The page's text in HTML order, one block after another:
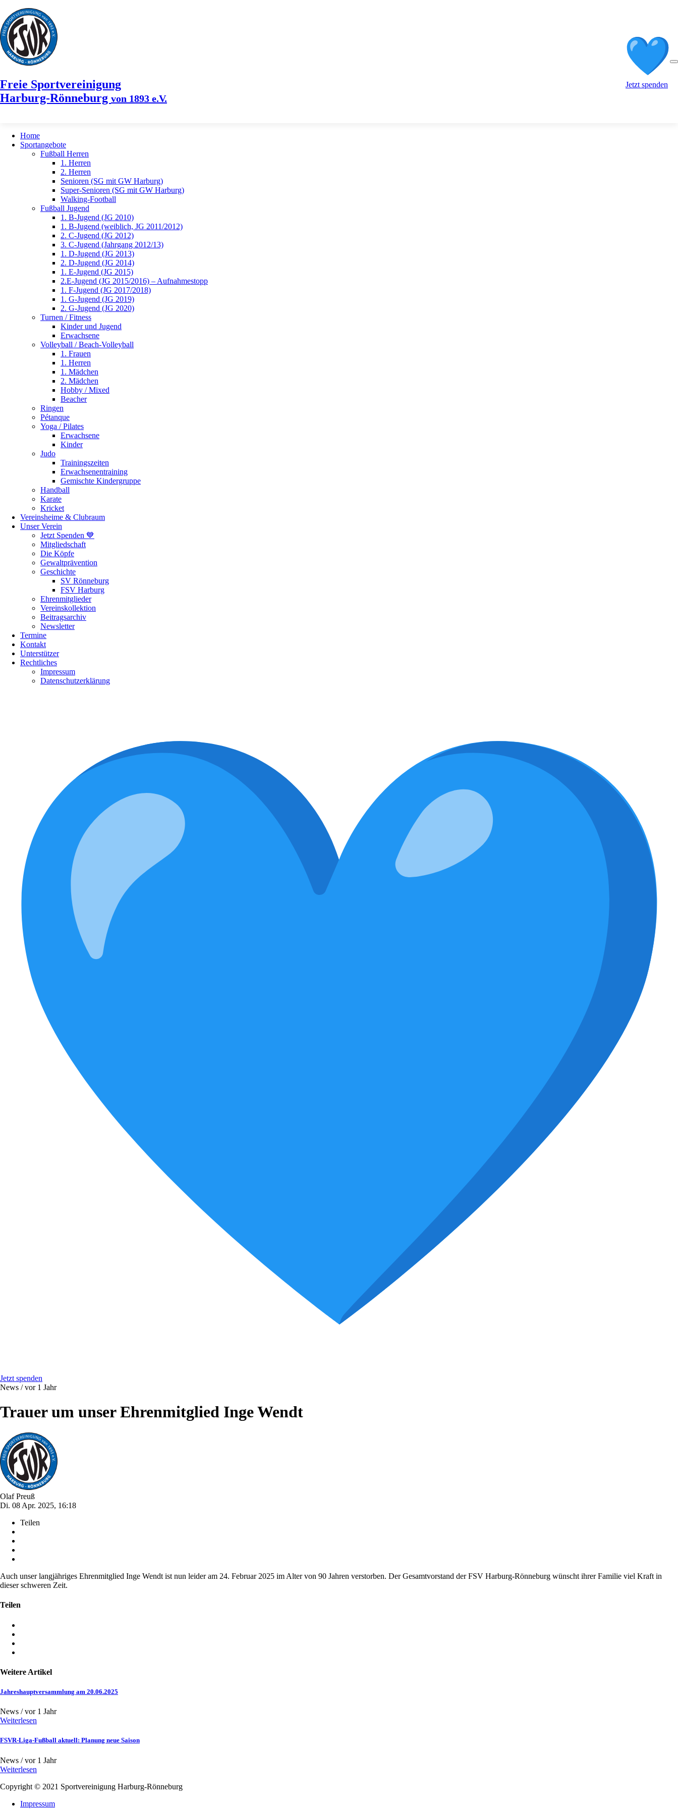
Freie Sportvereinigung
Harburg-Rönneburg von 1893 e.V.
Jetzt spenden
Home
Sportangebote
Fußball Herren
1. Herren
2. Herren
Senioren (SG mit GW Harburg)
Super-Senioren (SG mit GW Harburg)
Walking-Football
Fußball Jugend
1. B-Jugend (JG 2010)
1. B-Jugend (weiblich, JG 2011/2012)
2. C-Jugend (JG 2012)
3. C-Jugend (Jahrgang 2012/13)
1. D-Jugend (JG 2013)
2. D-Jugend (JG 2014)
1. E-Jugend (JG 2015)
2.E-Jugend (JG 2015/2016) – Aufnahmestopp
1. F-Jugend (JG 2017/2018)
1. G-Jugend (JG 2019)
2. G-Jugend (JG 2020)
Turnen / Fitness
Kinder und Jugend
Erwachsene
Volleyball / Beach-Volleyball
1. Frauen
1. Herren
1. Mädchen
2. Mädchen
Hobby / Mixed
Beacher
Ringen
Pétanque
Yoga / Pilates
Erwachsene
Kinder
Judo
Trainingszeiten
Erwachsenentraining
Gemischte Kindergruppe
Handball
Karate
Kricket
Vereinsheime & Clubraum
Unser Verein
Jetzt Spenden 💙
Mitgliedschaft
Die Köpfe
Gewaltprävention
Geschichte
SV Rönneburg
FSV Harburg
Ehrenmitglieder
Vereinskollektion
Beitragsarchiv
Newsletter
Termine
Kontakt
Unterstützer
Rechtliches
Impressum
Datenschutzerklärung
Jetzt spenden
News /vor 1 Jahr
Trauer um unser Ehrenmitglied Inge Wendt
Olaf Preuß
Di. 08 Apr. 2025, 16:18
Teilen
Auch unser langjähriges Ehrenmitglied Inge Wendt ist nun leider am 24. Februar 2025 im Alter von 90 Jahren verstorben. Der Gesamtvorstand der FSV Harburg-Rönneburg wünscht ihrer Familie viel Kraft in
dieser schweren Zeit.
Teilen
Weitere Artikel
Jahreshauptversammlung am 20.06.2025
News /vor 1 Jahr
Weiterlesen
FSVR-Liga-Fußball aktuell: Planung neue Saison
News /vor 1 Jahr
Weiterlesen
Copyright © 2021 Sportvereinigung Harburg-Rönneburg
Impressum